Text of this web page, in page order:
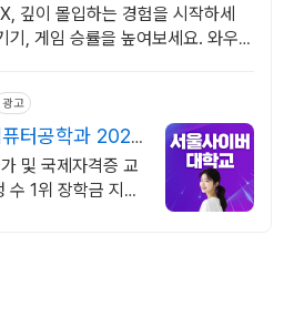
깊이 몰입하는 경험을 시작하세
기, 게임 승률을 높여보세요. 와우회
광고
터공학과 2026
및 국제자격증 교
수 1위 장학금 지급